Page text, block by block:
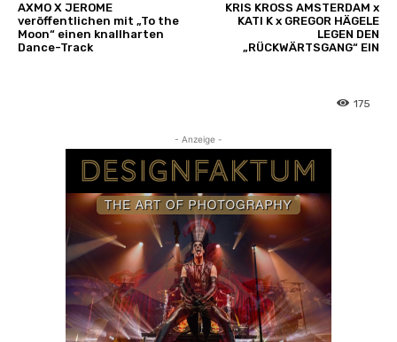
AXMO X JEROME
veröffentlichen mit „To the
Moon“ einen knallharten
Dance-Track
KRIS KROSS AMSTERDAM x
KATI K x GREGOR HÄGELE
LEGEN DEN
„RÜCKWÄRTSGANG“ EIN
175
- Anzeige -